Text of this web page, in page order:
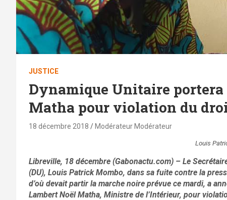
JUSTICE
Dynamique Unitaire
Matha pour violation du
18 décembre 2018 Modérateur Modérateur
Louis
Libreville, 18 décembre (Gabonactu.com) – Le
(DU), Louis Patrick Mombo, dans sa fuite contre la
d’où devait partir la marche noire prévue ce mardi, a
Lambert Noël Matha, Ministre de l’Intérieur, pour